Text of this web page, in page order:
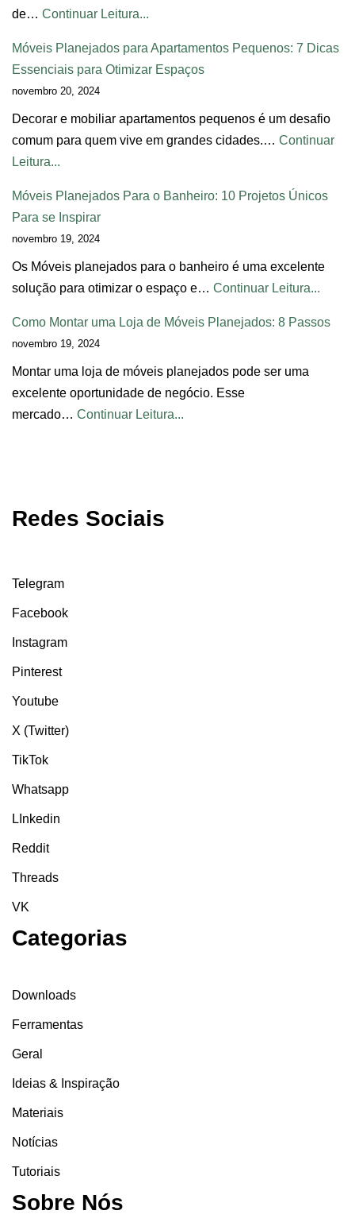
de… Continuar Leitura...
Móveis Planejados para Apartamentos Pequenos: 7 Dicas
Essenciais para Otimizar Espaços
novembro 20, 2024
Decorar e mobiliar apartamentos pequenos é um desafio
comum para quem vive em grandes cidades.… Continuar
Leitura...
Móveis Planejados Para o Banheiro: 10 Projetos Únicos
Para se Inspirar
novembro 19, 2024
Os Móveis planejados para o banheiro é uma excelente
solução para otimizar o espaço e… Continuar Leitura...
Como Montar uma Loja de Móveis Planejados: 8 Passos
novembro 19, 2024
Montar uma loja de móveis planejados pode ser uma
excelente oportunidade de negócio. Esse
mercado… Continuar Leitura...
Redes Sociais
Telegram
Facebook
Instagram
Pinterest
Youtube
X (Twitter)
TikTok
Whatsapp
LInkedin
Reddit
Threads
VK
Categorias
Downloads
Ferramentas
Geral
Ideias & Inspiração
Materiais
Notícias
Tutoriais
Sobre Nós